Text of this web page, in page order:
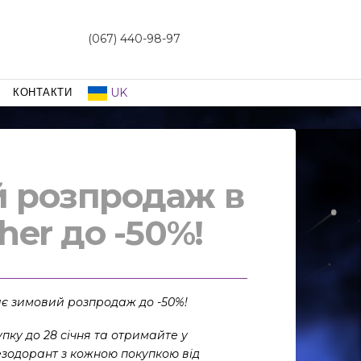
(067) 440-98-97
КОНТАКТИ UK
розпродаж в
до -50%!
зимовий розпродаж до -50%!
до 28 січня та отримайте у
з кожною покупкою від